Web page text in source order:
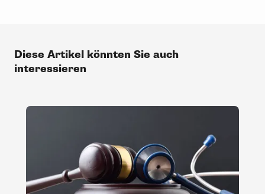
Diese Artikel könnten Sie auch
interessieren